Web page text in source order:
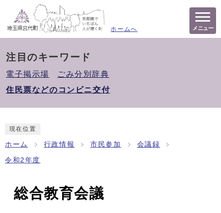
ホームへ メニュー
注目のキーワード
電子掲示場
ごみ分別辞典
住民票などのコンビニ交付
現在位置
ホーム 行政情報 市民参加 会議録
令和2年度
総合教育会議